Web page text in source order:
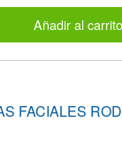
Añadir al carrito
FACIALES